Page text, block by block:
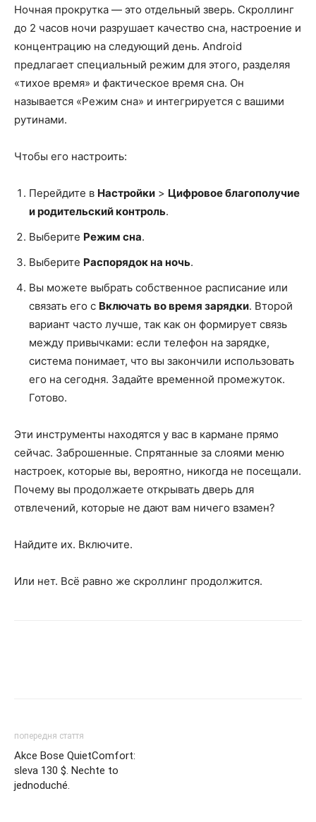
Ночная прокрутка — это отдельный зверь. Скроллинг
до 2 часов ночи разрушает качество сна, настроение и
концентрацию на следующий день. Android
предлагает специальный режим для этого, разделяя
«тихое время» и фактическое время сна. Он
называется «Режим сна» и интегрируется с вашими
рутинами.
Чтобы его настроить:
Перейдите в Настройки > Цифровое благополучие
и родительский контроль.
Выберите Режим сна.
Выберите Распорядок на ночь.
Вы можете выбрать собственное расписание или
связать его с Включать во время зарядки. Второй
вариант часто лучше, так как он формирует связь
между привычками: если телефон на зарядке,
система понимает, что вы закончили использовать
его на сегодня. Задайте временной промежуток.
Готово.
Эти инструменты находятся у вас в кармане прямо
сейчас. Заброшенные. Спрятанные за слоями меню
настроек, которые вы, вероятно, никогда не посещали.
Почему вы продолжаете открывать дверь для
отвлечений, которые не дают вам ничего взамен?
Найдите их. Включите.
Или нет. Всё равно же скроллинг продолжится.
попередня стаття
Akce Bose QuietComfort:
sleva 130 $. Nechte to
jednoduché.